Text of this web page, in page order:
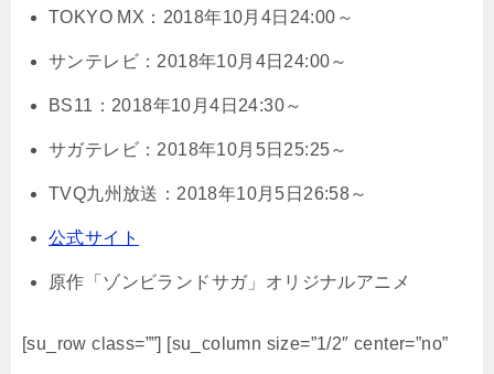
TOKYO MX：2018年10月4日24:00～
サンテレビ：2018年10月4日24:00～
BS11：2018年10月4日24:30～
サガテレビ：2018年10月5日25:25～
TVQ九州放送：2018年10月5日26:58～
公式サイト
原作「ゾンビランドサガ」オリジナルアニメ
[su_row class=””] [su_column size=”1/2″ center=”no”